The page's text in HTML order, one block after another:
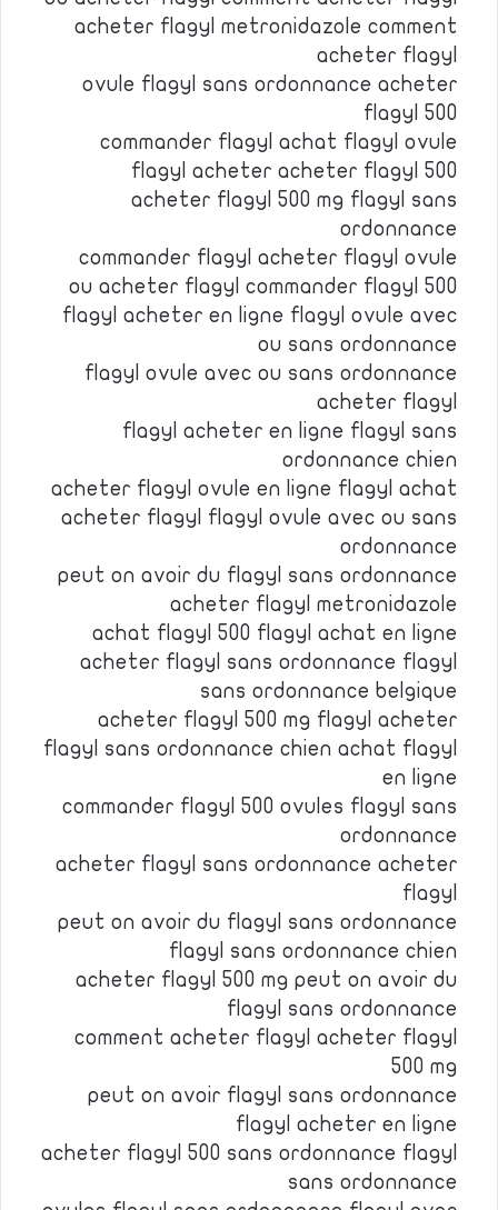
acheter flagyl metronidazole comment
acheter flagyl
ovule flagyl sans ordonnance acheter
flagyl 500
commander flagyl achat flagyl ovule
flagyl acheter acheter flagyl 500
acheter flagyl 500 mg flagyl sans
ordonnance
commander flagyl acheter flagyl ovule
ou acheter flagyl commander flagyl 500
flagyl acheter en ligne flagyl ovule avec
ou sans ordonnance
flagyl ovule avec ou sans ordonnance
acheter flagyl
flagyl acheter en ligne flagyl sans
ordonnance chien
acheter flagyl ovule en ligne flagyl achat
acheter flagyl flagyl ovule avec ou sans
ordonnance
peut on avoir du flagyl sans ordonnance
acheter flagyl metronidazole
achat flagyl 500 flagyl achat en ligne
acheter flagyl sans ordonnance flagyl
sans ordonnance belgique
acheter flagyl 500 mg flagyl acheter
flagyl sans ordonnance chien achat flagyl
en ligne
commander flagyl 500 ovules flagyl sans
ordonnance
acheter flagyl sans ordonnance acheter
flagyl
peut on avoir du flagyl sans ordonnance
flagyl sans ordonnance chien
acheter flagyl 500 mg peut on avoir du
flagyl sans ordonnance
comment acheter flagyl acheter flagyl
500 mg
peut on avoir flagyl sans ordonnance
flagyl acheter en ligne
acheter flagyl 500 sans ordonnance flagyl
sans ordonnance